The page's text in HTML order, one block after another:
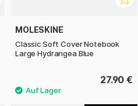
MOLESKINE
Classic Soft Cover Notebook
Large Hydrangea Blue
27.90 €